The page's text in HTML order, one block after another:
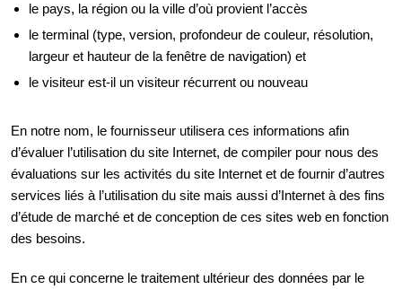
le pays, la région ou la ville d’où provient l’accès
le terminal (type, version, profondeur de couleur, résolution,
largeur et hauteur de la fenêtre de navigation) et
le visiteur est-il un visiteur récurrent ou nouveau
En notre nom, le fournisseur utilisera ces informations afin
d’évaluer l’utilisation du site Internet, de compiler pour nous des
évaluations sur les activités du site Internet et de fournir d’autres
services liés à l’utilisation du site mais aussi d’Internet à des fins
d’étude de marché et de conception de ces sites web en fonction
des besoins.
En ce qui concerne le traitement ultérieur des données par le